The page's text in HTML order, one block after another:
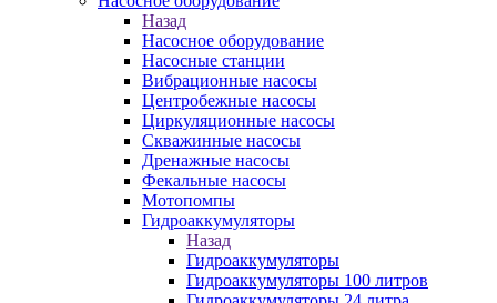
Назад
Насосное оборудование
Насосные станции
Вибрационные насосы
Центробежные насосы
Циркуляционные насосы
Скважинные насосы
Дренажные насосы
Фекальные насосы
Мотопомпы
Гидроаккумуляторы
Назад
Гидроаккумуляторы
Гидроаккумуляторы 100 литров